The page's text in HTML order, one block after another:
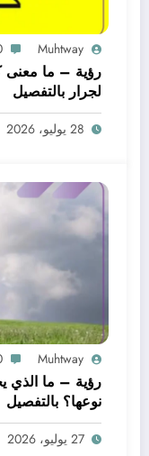
Muhtway
رؤية – ما معنى
لجرار بالتفصيل
28 يوليو، 2026
Muhtway
رؤية – ما الذي
نوعها؟ بالتفصيل
27 يوليو، 2026